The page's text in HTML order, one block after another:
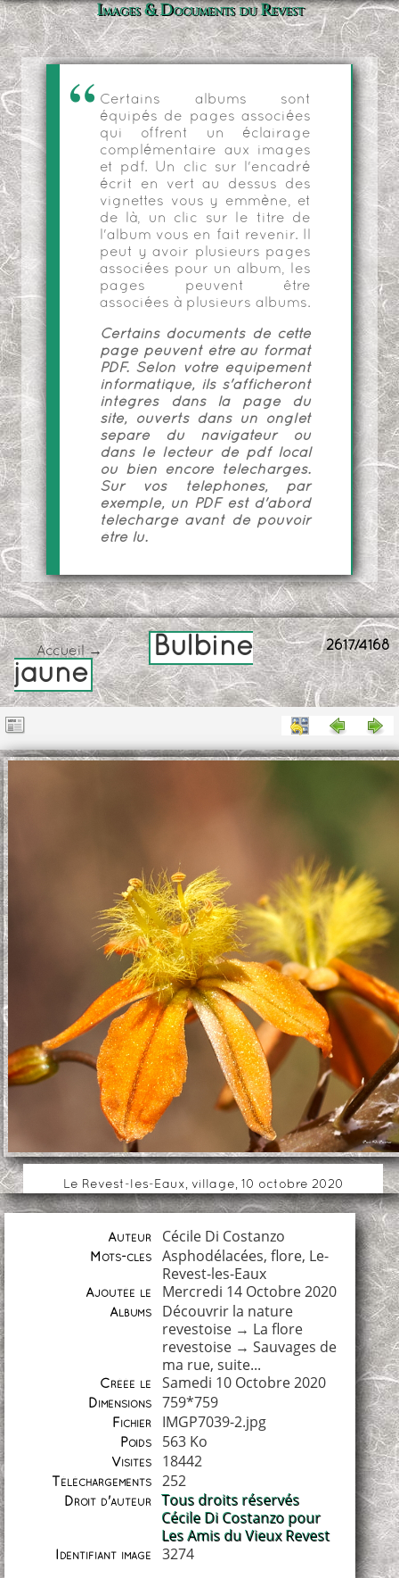
Images & Documents du Revest
Certains albums sont
équipés de pages associées
qui offrent un éclairage
complémentaire aux images
et pdf. Un clic sur l'encadré
écrit en vert au dessus des
vignettes vous y emmène, et
de là, un clic sur le titre de
l'album vous en fait revenir. Il
peut y avoir plusieurs pages
associées pour un album, les
pages peuvent être
associées à plusieurs albums.
Certains documents de cette
page peuvent être au format
PDF. Selon votre équipement
informatique, ils s'afficheront
intégrés dans la page du
site, ouverts dans un onglet
séparé du navigateur ou
dans le lecteur de pdf local
ou bien encore téléchargés.
Sur vos téléphones, par
exemple, un PDF est d'abord
téléchargé avant de pouvoir
être lu.
2617/4168
Accueil→
Bulbine
jaune
Le Revest-les-Eaux, village, 10 octobre 2020
Auteur Cécile Di Costanzo
Mots-clés Asphodélacées, flore, Le-
Revest-les-Eaux
Ajoutée le Mercredi 14 Octobre 2020
Albums
Découvrir la nature
revestoise→ La flore
revestoise→ Sauvages de
ma rue, suite...
Créée le Samedi 10 Octobre 2020
Dimensions 759*759
Fichier IMGP7039-2.jpg
Poids 563 Ko
Visites 18442
Téléchargements 252
Droit d'auteur
Tous droits réservés
Cécile Di Costanzo pour
Les Amis du Vieux Revest
Identifiant image 3274